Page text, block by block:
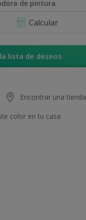
de pintura
Calcular
lista de deseos
Encontrar una tienda
color en tu casa